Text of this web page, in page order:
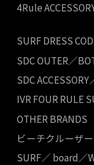
4Rule
SURF DRESS
SDC OUTER／
SDC ACCESSORY
IVR FOUR RULE
OTHER BRANDS
ビーチクルーザー
SURF／ board／